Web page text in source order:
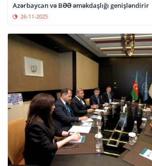
Azərbaycan və BƏƏ əməkdaşlığı genişləndirir
26-11-2025